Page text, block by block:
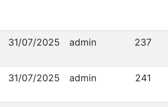
31/07/2025 admin 237
31/07/2025 admin 241